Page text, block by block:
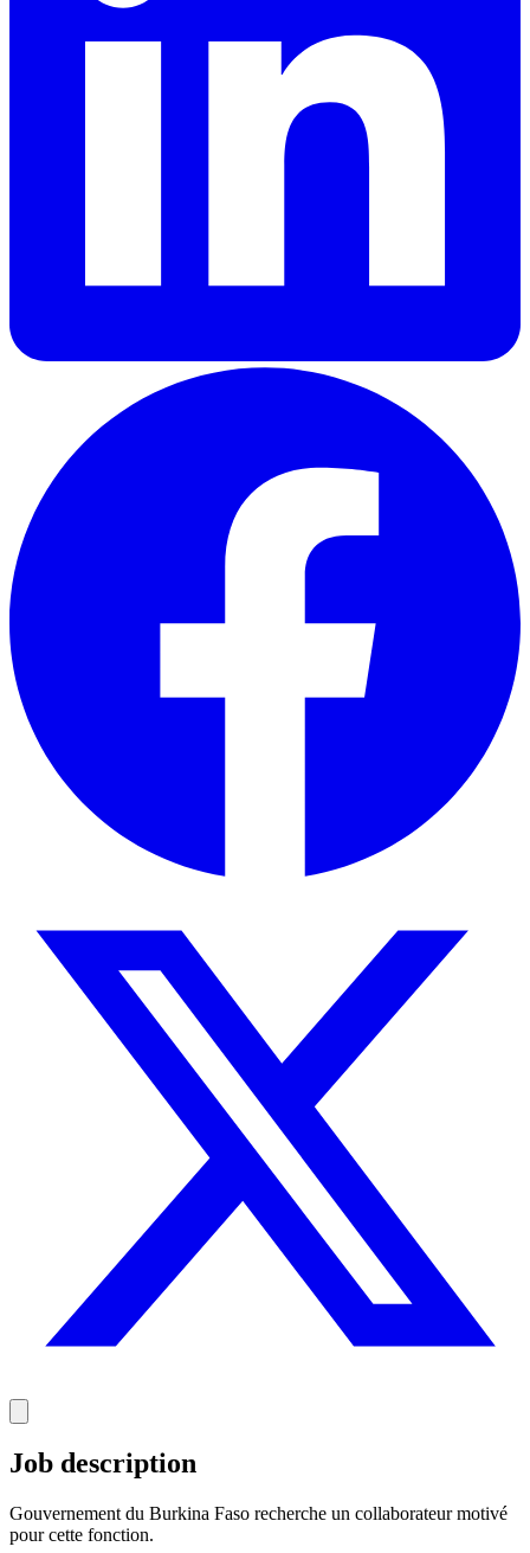
Job description
Gouvernement du Burkina Faso recherche un collaborateur motivé
pour cette fonction.